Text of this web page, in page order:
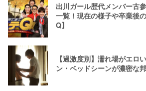
出川ガール歴代メンバー古
一覧！現在の様子や卒業後
Q】
【過激度別】濡れ場がエロ
ン・ベッドシーンが濃密な